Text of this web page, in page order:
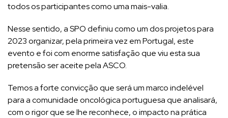
todos os participantes como uma mais-valia.
Nesse sentido, a SPO definiu como um dos projetos para
2023 organizar, pela primeira vez em Portugal, este
evento e foi com enorme satisfação que viu esta sua
pretensão ser aceite pela ASCO.
Temos a forte convicção que será um marco indelével
para a comunidade oncológica portuguesa que analisará,
com o rigor que se lhe reconhece, o impacto na prática